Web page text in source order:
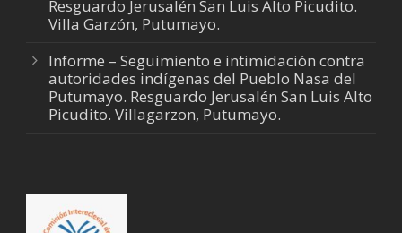
Resguardo Jerusalén San Luis Alto Picudito.
Villa Garzón, Putumayo.
Informe – Seguimiento e intimidación contra
autoridades indígenas del Pueblo Nasa del
Putumayo. Resguardo Jerusalén San Luis Alto
Picudito. Villagarzon, Putumayo.